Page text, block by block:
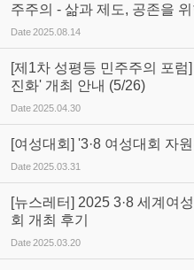
주주의 - 삶과 제도, 공존을
Date2025.08.14
[제1차 성평등 민주주의 포
진화' 개최 안내 (5/26)
Date2025.04.30
[여성대회] '3·8 여성대회 자
Date2025.03.31
[뉴스레터] 2025 3·8 세계여
회 개최 후기
Date2025.03.20